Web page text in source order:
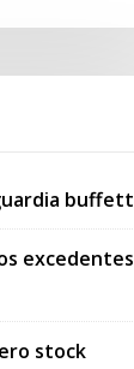
buffett
excedentes
stock